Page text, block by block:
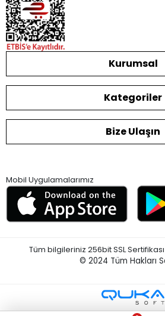
Kurumsal
Kategoriler
Bize Ulaşın
Mobil Uygulamalarımız
Tüm bilgileriniz 256bit SSL
© 2024 Tüm Hakları